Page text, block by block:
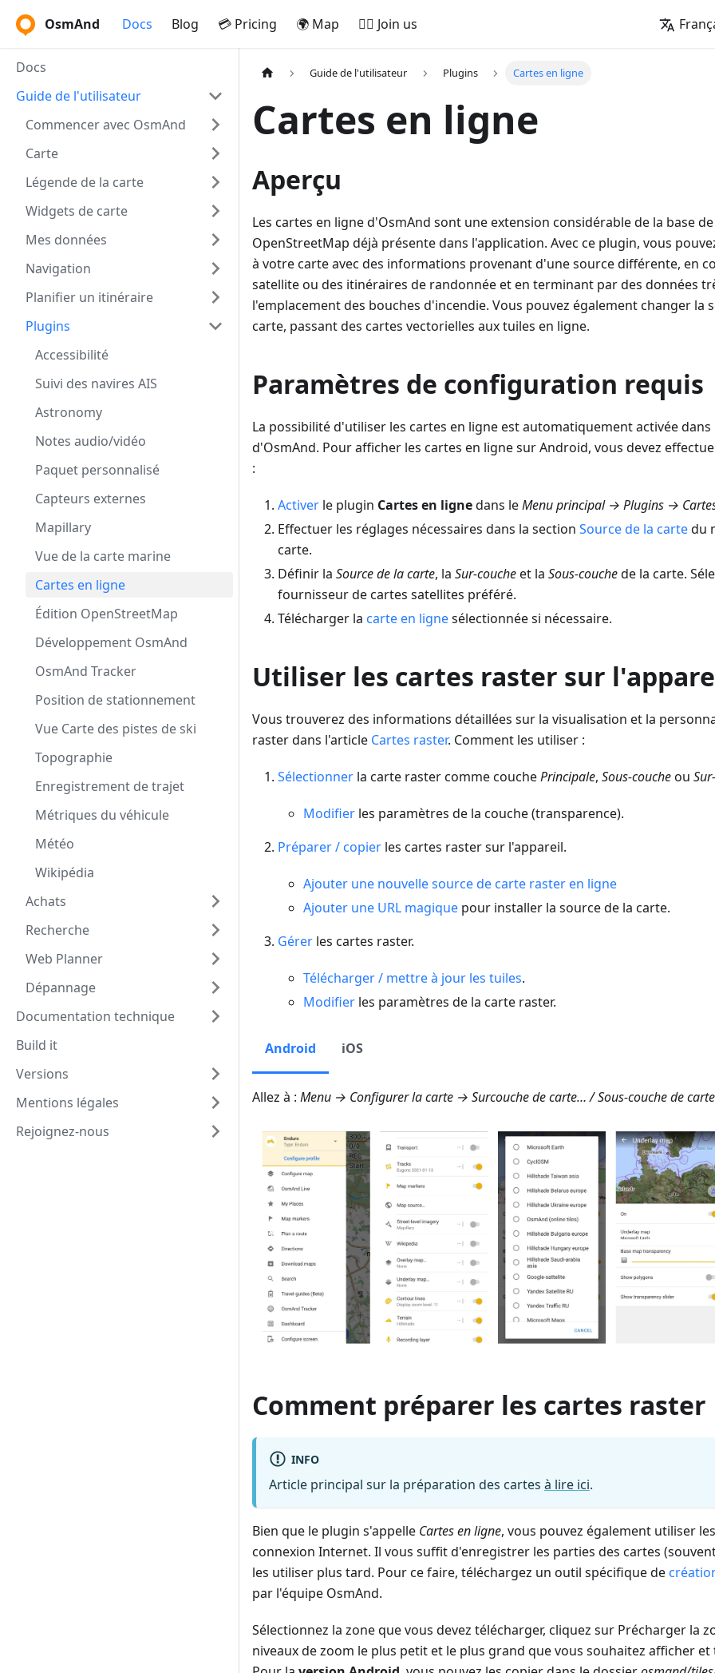
OsmAnd Docs Blog 💳 Pricing 🌍 Map 🚵‍♂️ Join us
Docs
Guide de l'utilisateur
Commencer avec OsmAnd
Carte
Légende de la carte
Widgets de carte
Mes données
Navigation
Planifier un itinéraire
Plugins
Accessibilité
Suivi des navires AIS
Astronomy
Notes audio/vidéo
Paquet personnalisé
Capteurs externes
Mapillary
Vue de la carte marine
Cartes en ligne
Édition OpenStreetMap
Développement OsmAnd
OsmAnd Tracker
Position de stationnement
Vue Carte des pistes de ski
Topographie
Enregistrement de trajet
Métriques du véhicule
Météo
Wikipédia
Achats
Recherche
Web Planner
Dépannage
Documentation technique
Build it
Versions
Mentions légales
Rejoignez-nous
Guide de l'utilisateur Plugins Cartes en ligne
Cartes en ligne
Aperçu
Les cartes en ligne d'OsmAnd sont une extension considérable de la base
OpenStreetMap déjà présente dans l'application. Avec ce plugin, vous
à votre carte avec des informations provenant d'une source différente, en
satellite ou des itinéraires de randonnée et en terminant par des données
l'emplacement des bouches d'incendie. Vous pouvez également changer la
carte, passant des cartes vectorielles aux tuiles en ligne.
Paramètres de configuration requis
La possibilité d'utiliser les cartes en ligne est automatiquement activée dans
d'OsmAnd. Pour afficher les cartes en ligne sur Android, vous devez
:
Activer le plugin Cartes en lignedans leMenu principal → Plugins →
Effectuer les réglages nécessaires dans la section Source de la cartedu
carte.
Définir la Source de la carte, la Sur-coucheet la Sous-couchede la carte.
fournisseur de cartes satellites préféré.
Télécharger la carte en lignesélectionnée si nécessaire.
Utiliser les cartes raster sur
Vous trouverez des informations détaillées sur la visualisation et la
raster dans l'article Cartes raster. Comment les utiliser :
Sélectionner la carte raster comme couchePrincipale, Sous-coucheou
Modifier les paramètres de la couche (transparence).
Préparer / copier les cartes raster sur l'appareil.
Ajouter une nouvelle source de carte raster en ligne
Ajouter une URL magique pour installer la source de la carte.
Gérer les cartes raster.
Télécharger / mettre à jour les tuiles.
Modifier les paramètres de la carte raster.
Android iOS
Allez à : Menu → Configurer la carte → Surcouche de carte…/Sous-couche de
Comment préparer les cartes raster
INFO
Article principal sur la préparation des cartes à lire ici.
Bien que le plugin s'appelle Cartes en ligne, vous pouvez également utiliser
connexion Internet. Il vous suffit d'enregistrer les parties des cartes
les utiliser plus tard. Pour ce faire, téléchargez un outil spécifique de
par l'équipe OsmAnd.
Sélectionnez la zone que vous devez télécharger, cliquez sur Précharger la
niveaux de zoom le plus petit et le plus grand que vous souhaitez afficher